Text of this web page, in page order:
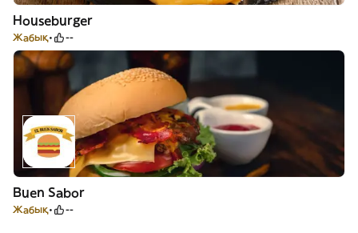
Houseburger
Жабық --
Buen Sabor
Жабық --